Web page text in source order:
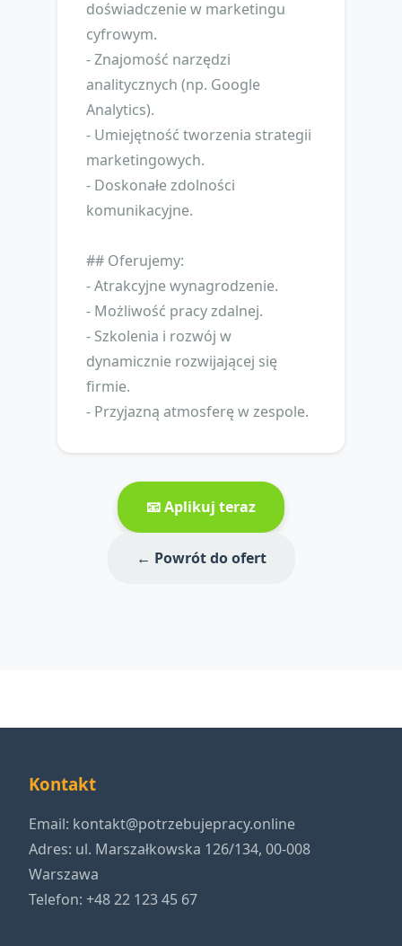
doświadczenie w marketingu
cyfrowym.
- Znajomość narzędzi
analitycznych (np. Google
Analytics).
- Umiejętność tworzenia strategii
marketingowych.
- Doskonałe zdolności
komunikacyjne.
## Oferujemy:
- Atrakcyjne wynagrodzenie.
- Możliwość pracy zdalnej.
- Szkolenia i rozwój w
dynamicznie rozwijającej się
firmie.
- Przyjazną atmosferę w zespole.
📧 Aplikuj teraz
← Powrót do ofert
Kontakt
Email: kontakt@potrzebujepracy.online
Adres: ul. Marszałkowska 126/134, 00-008
Warszawa
Telefon: +48 22 123 45 67